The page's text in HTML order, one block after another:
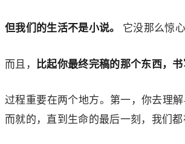
但我们的生活不是小说。 它没那么惊
而且， 比起你最终完稿的那个东西，
过程重要在两个地方。第一，你去理
而就的，直到生命的最后一刻，我们